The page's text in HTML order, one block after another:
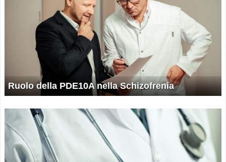
Ruolo della PDE10A nella Schizofrenia